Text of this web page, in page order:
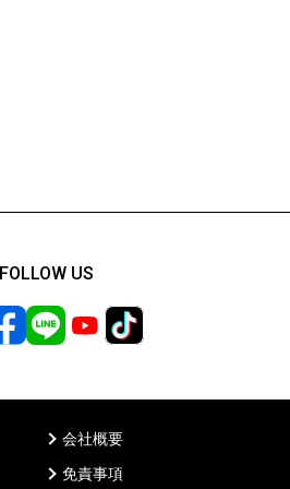
会社概要
免責事項
FOLLOW US